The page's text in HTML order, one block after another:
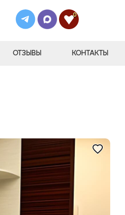
0
ОТЗЫВЫ КОНТАКТЫ